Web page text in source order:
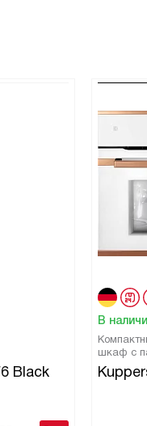
Black
В
шкаф с